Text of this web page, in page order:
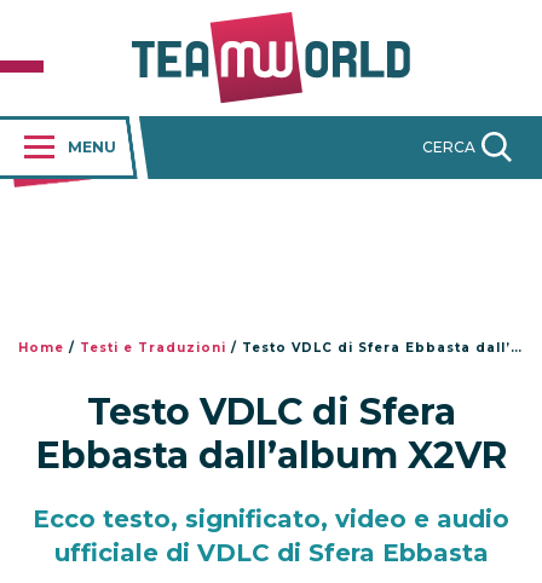
MENU CERCA
Home / Testi e Traduzioni / Testo VDLC di Sfera Ebbasta dall’album X2VR
Testo VDLC di Sfera
Ebbasta dall’album X2VR
Ecco testo, significato, video e audio
ufficiale di VDLC di Sfera Ebbasta